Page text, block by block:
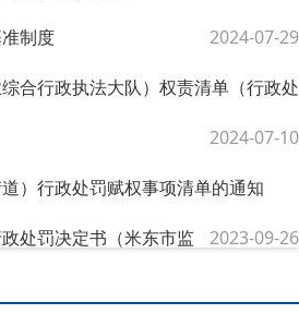
制度 2024-07-29
合行政执法大队）权责清单（行政处
2024-07-10
）行政处罚赋权事项清单的通知
2023-09-26
处罚决定书（米东市监